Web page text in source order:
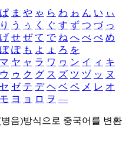
ぱ ま や ゃ ら わ ゎ ん い ぃ
り う ぅ く ぐ す ず つ づ っ
げ せ ぜ て で ね へ べ ぺ め
ぼ ぽ も よ ょ ろ を
マ ヤ ャ ラ ワ ヮ ン イ ィ キ
ウ ゥ ク グ ス ズ ツ ヅ ッ ヌ
セ ゼ テ デ ヘ ベ ペ メ レ オ
モ ヨ ョ ロ ヲ ―
음)방식으로 중국어를 변환